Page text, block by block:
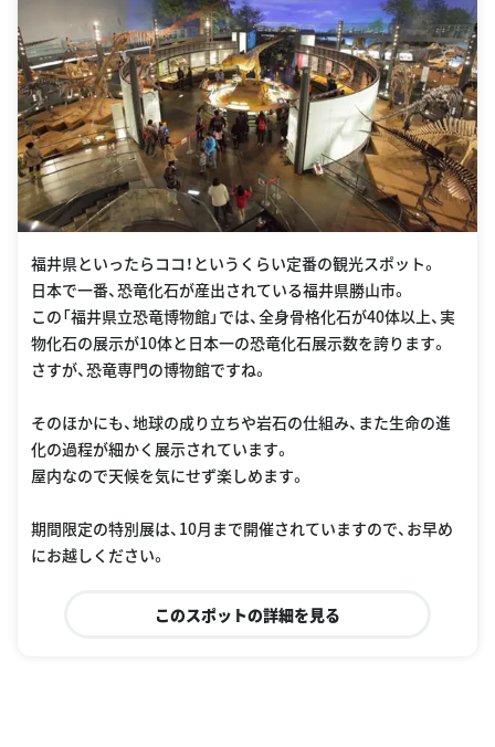
福井県といったらココ！というくらい定番の観光スポット。
日本で一番、恐竜化石が産出されている福井県勝山市。
この「福井県立恐竜博物館」では、全身骨格化石が40体以上、実
物化石の展示が10体と日本一の恐竜化石展示数を誇ります。
さすが、恐竜専門の博物館ですね。
そのほかにも、地球の成り立ちや岩石の仕組み、また生命の進
化の過程が細かく展示されています。
屋内なので天候を気にせず楽しめます。
期間限定の特別展は、10月まで開催されていますので、お早め
にお越しください。
このスポットの詳細を見る